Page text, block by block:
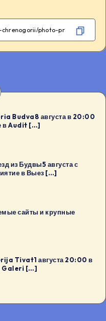
Budva8 августа в 20:00
в Audit […]
из Будвы5 августа с
в Выез […]
сайты и крупные
Tivat1 августа 20:00 в
Galeri […]